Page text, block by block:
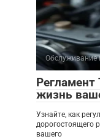
Обслуживание
жизнь
Узнайте, как
дорогостоящего
вашего